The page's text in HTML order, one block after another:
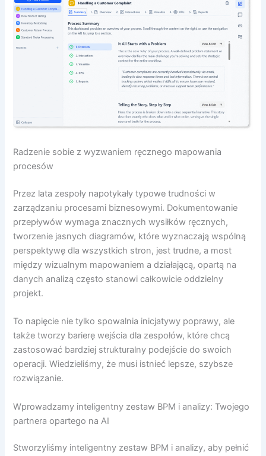
Radzenie sobie z wyzwaniem ręcznego mapowania
procesów
Przez lata zespoły napotykały typowe trudności w
zarządzaniu procesami biznesowymi. Dokumentowanie
przepływów wymaga znacznych wysiłków ręcznych,
tworzenie jasnych diagramów, które wyznaczają wspólną
perspektywę dla wszystkich stron, jest trudne, a most
między wizualnym mapowaniem a działającą, opartą na
danych analizą często stanowi całkowicie oddzielny
projekt.
To napięcie nie tylko spowalnia inicjatywy poprawy, ale
także tworzy barierę wejścia dla zespołów, które chcą
zastosować bardziej strukturalny podejście do swoich
operacji. Wiedzieliśmy, że musi istnieć lepsze, szybsze
rozwiązanie.
Wprowadzamy inteligentny zestaw BPM i analizy: Twojego
partnera opartego na AI
Stworzyliśmy inteligentny zestaw BPM i analizy, aby pełnić